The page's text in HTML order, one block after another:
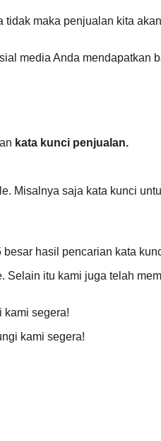
maka penjualan kita
media Anda mendapatkan
kata kunci penjualan.
Misalnya saja kata kunci
hasil pencarian kata
itu kami juga telah
kami segera!
kami segera!